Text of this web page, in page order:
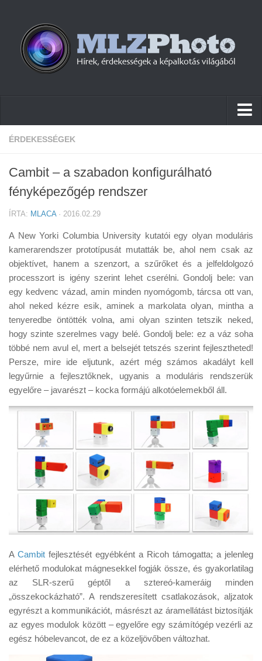
Hírek
Cikkek
Szoftver
Tanácsok
Érdekességek
Helyszíni Riport
E-BB
ÉRDEKESSÉGEK
Cambit – a szabadon konfigurálható
fényképezőgép rendszer
ÍRTA: MLACA· 2016.02.29
A New Yorki Columbia University kutatói egy olyan moduláris
kamerarendszer prototípusát mutatták be, ahol nem csak az
objektívet, hanem a szenzort, a szűrőket és a jelfeldolgozó
processzort is igény szerint lehet cserélni. Gondolj bele: van
egy kedvenc vázad, amin minden nyomógomb, tárcsa ott van,
ahol neked kézre esik, aminek a markolata olyan, mintha a
tenyeredbe öntötték volna, ami olyan szinten tetszik neked,
hogy szinte szerelmes vagy belé. Gondolj bele: ez a váz soha
többé nem avul el, mert a belsejét tetszés szerint fejlesztheted!
Persze, mire ide eljutunk, azért még számos akadályt kell
legyűrnie a fejlesztőknek, ugyanis a moduláris rendszerük
egyelőre – javarészt – kocka formájú alkotóelemekből áll.
A Cambit fejlesztését egyébként a Ricoh támogatta; a jelenleg
elérhető modulokat mágnesekkel fogják össze, és gyakorlatilag
az SLR-szerű géptől a sztereó-kameráig minden
„összekockázható”. A rendszeresített csatlakozások, aljzatok
egyrészt a kommunikációt, másrészt az áramellátást biztosítják
az egyes modulok között – egyelőre egy számítógép vezérli az
egész hóbelevancot, de ez a közeljövőben változhat.